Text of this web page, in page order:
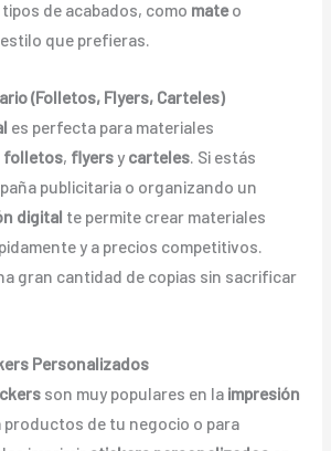
de acabados, como mateo
que prefieras.
(Folletos, Flyers, Carteles)
es perfecta para materiales
folletos, flyersy carteles. Si estás
publicitaria o organizando un
digital te permite crear materiales
y a precios competitivos.
gran cantidad de copias sin sacrificar
Personalizados
son muy populares en la impresión
productos de tu negocio o para